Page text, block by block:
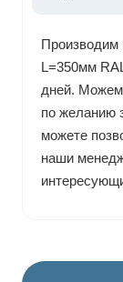
Производим
L=350мм
дней. Можем
по желанию
можете
наши